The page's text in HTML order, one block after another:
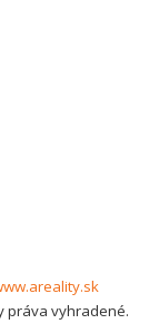
práva vyhradené.